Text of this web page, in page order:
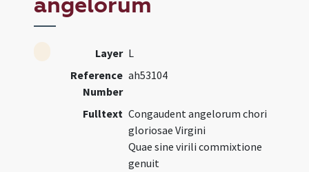
Layer L
Reference
Number
ah53104
Fulltext Congaudent angelorum chori
gloriosae Virgini
Quae sine virili commixtione
genuit